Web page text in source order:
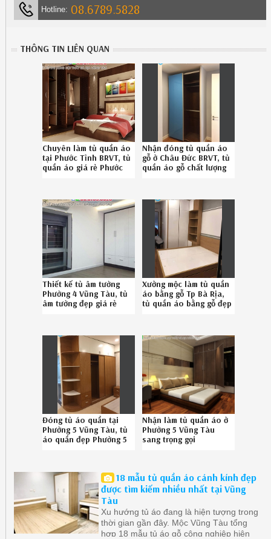
Hotline: 08.6789.5828
THÔNG TIN LIÊN QUAN
Chuyên làm tủ quần áo
tại Phước Tỉnh BRVT, tủ
quần áo giá rẻ Phước
Nhận đóng tủ quần áo
gỗ ở Châu Đức BRVT, tủ
quần áo gỗ chất lượng
Thiết kế tủ âm tường
Phường 4 Vũng Tàu, tủ
âm tường đẹp giá rẻ
Xưởng mộc làm tủ quần
áo bằng gỗ Tp Bà Rịa,
tủ quần áo bằng gỗ đẹp
Đóng tủ áo quần tại
Phường 5 Vũng Tàu, tủ
áo quần đẹp Phường 5
Nhận làm tủ quần áo ở
Phường 5 Vũng Tàu
sang trọng gọi
18 mẫu tủ quần áo cánh kính đẹp
được tìm kiếm nhiều nhất tại Vũng
Tàu
Xu hướng tủ áo đang là hiện tượng trong
thời gian gần đây. Mộc Vũng Tàu tổng
hợp 18 mẫu tủ áo gỗ công nghiệp hiện